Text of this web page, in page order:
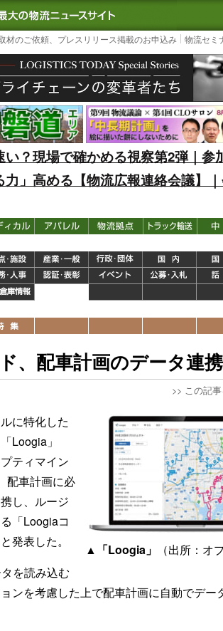
TODAY｜国内最大の物流ニュースサ
3PL,
材のご依頼、プレスリリース掲載のお申込み 物流セミ
？現場で確かめる視察第2弾｜参
」高める【物流広報連絡会議】
、配車計画のデータ連
>> この記
▲「Loogia」 （出所：オ
に特化した
Loogia」
ティマイン
配車計画に必
し、ルージ
「Loogiaコ
発表した。
を読み込む
ンを考慮した上で配車計画に自動でデー